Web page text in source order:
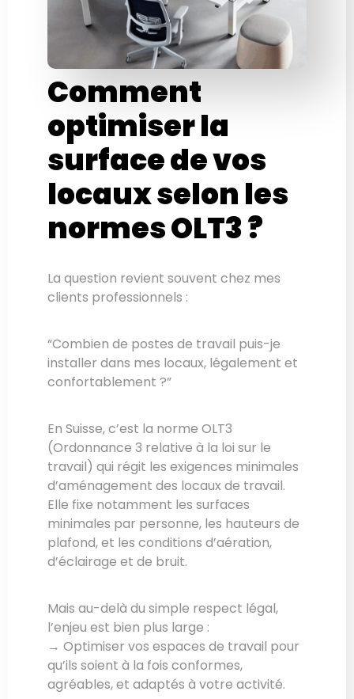
Comment
optimiser la
surface de vos
locaux selon les
normes OLT3 ?
La question revient souvent chez mes
clients professionnels :
“Combien de postes de travail puis-je
installer dans mes locaux, légalement et
confortablement ?”
En Suisse, c’est la norme OLT3
(Ordonnance 3 relative à la loi sur le
travail) qui régit les exigences minimales
d’aménagement des locaux de travail.
Elle fixe notamment les surfaces
minimales par personne, les hauteurs de
plafond, et les conditions d’aération,
d’éclairage et de bruit.
Mais au-delà du simple respect légal,
l’enjeu est bien plus large :
→ Optimiser vos espaces de travail pour
qu’ils soient à la fois conformes,
agréables, et adaptés à votre activité.